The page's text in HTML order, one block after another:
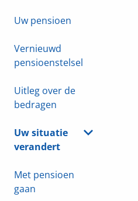
Uw pensioen
Vernieuwd
pensioenstelsel
Uitleg over de
bedragen
Uw situatie
verandert
Met pensioen
gaan